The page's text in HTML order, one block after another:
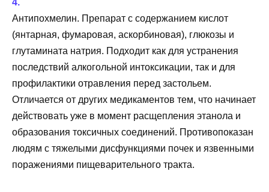
Антипохмелин. Препарат с содержанием кислот
(янтарная, фумаровая, аскорбиновая), глюкозы и
глутамината натрия. Подходит как для устранения
последствий алкогольной интоксикации, так и для
профилактики отравления перед застольем.
Отличается от других медикаментов тем, что начинает
действовать уже в момент расщепления этанола и
образования токсичных соединений. Противопоказан
людям с тяжелыми дисфункциями почек и язвенными
поражениями пищеварительного тракта.